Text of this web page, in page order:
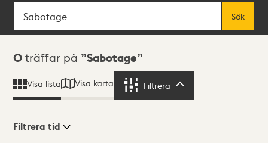
Sök
Sök
Sökresultat
0 träffar på Sabotage
Visa lista Visa karta Filtrera
Filtrera tid